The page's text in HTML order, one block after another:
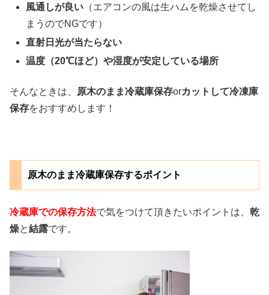
風通しが良い （エアコンの風は生ハムを乾燥させてし
まうのでNGです）
直射日光が当たらない
温度（20℃ほど）や湿度が安定している場所
そんなときは、 原木のまま冷蔵庫保存orカットして冷凍庫
保存をおすすめします！
原木のまま冷蔵庫保存するポイント
冷蔵庫での保存方法で気をつけて頂きたいポイントは、 乾
燥と結露です。